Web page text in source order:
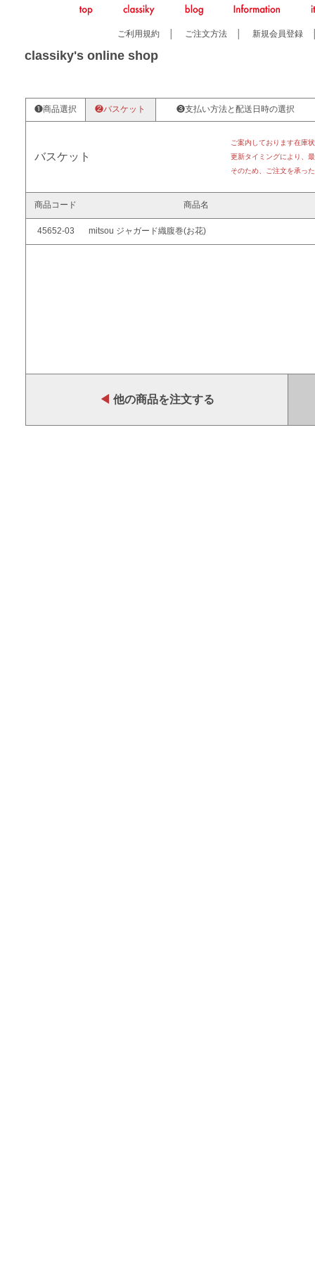
ご利用規約 ご注文方法 新規会員登録
classiky's online shop
❶商品選択 ❷バスケット ❸支払い方法と配送日時の選択
バスケット
ご案内しております在庫
更新タイミングにより、
そのため、ご注文を承っ
商品コード 商品名
45652-03 mitsou ジャガード織腹巻(お花)
◀ 他の商品を注文する